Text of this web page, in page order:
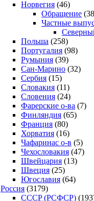
Норвегия (46)
Обращение
Частные
Польша (258)
Португалия (98)
Румыния (39)
Сан-Марино (32)
Сербия (15)
Словакия (11)
Словения (24)
Фарерские о-ва (7)
Финляндия (65)
Франция (80)
Хорватия (16)
Чафаринас о-в (5)
Чехословакия (47)
Швейцария (13)
Швеция (25)
Югославия (64)
Россия (3179)
CCCP (РСФСР)